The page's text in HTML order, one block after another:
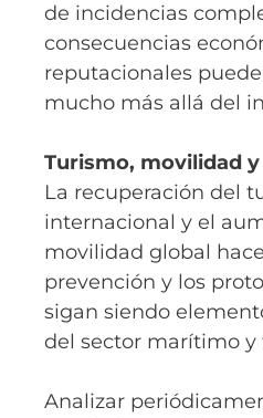
de incidencias
consecuencias
reputacionales
mucho más allá del
Turismo, movilidad
La recuperación del
internacional y el
movilidad global
prevención y los
sigan siendo
del sector marítimo y
Analizar